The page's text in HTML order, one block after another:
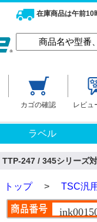
在庫商品は午前10
カゴの確認 レビュ
ラベル
TTP-247 / 345シリーズ
トップ> TSC汎